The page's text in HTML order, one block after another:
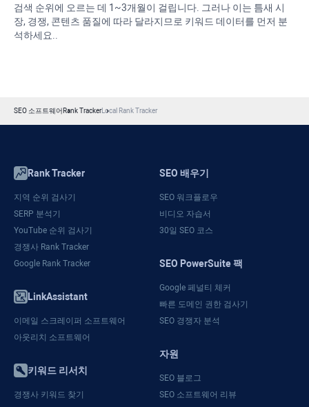
검색 순위에 오르는 데 1~3개월이 걸립니다. 그러나 이는 틈새 시
장, 경쟁, 콘텐츠 품질에 따라 달라지므로 키워드 데이터를 먼저 분
석하세요..
SEO 소프트웨어Rank TrackerLocal Rank Tracker
Rank Tracker
지역 순위 검사기
SERP 분석기
YouTube 순위 검사기
경쟁사 Rank Tracker
Google Rank Tracker
LinkAssistant
이메일 스크레이퍼 소프트웨어
아웃리치 소프트웨어
키워드 리서치
경쟁사 키워드 찾기
SEO 배우기
SEO 워크플로우
비디오 자습서
30일 SEO 코스
SEO PowerSuite 팩
Google 페널티 체커
빠른 도메인 권한 검사기
SEO 경쟁자 분석
자원
SEO 블로그
SEO 소프트웨어 리뷰